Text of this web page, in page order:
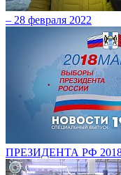
– 28 февраля 2022
ПРЕЗИДЕНТА РФ 2018